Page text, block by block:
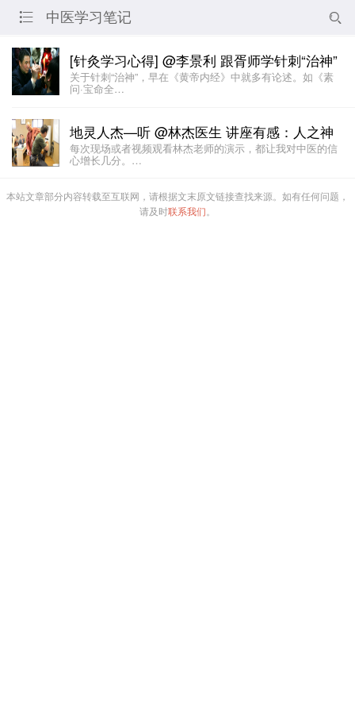
 中医学习笔记 
[针灸学习心得] @李景利 跟胥师学针刺“治神”
关于针刺“治神”，早在《黄帝内经》中就多有论述。如《素
问·宝命全…
地灵人杰—听 @林杰医生 讲座有感：人之神
每次现场或者视频观看林杰老师的演示，都让我对中医的信
心增长几分。…
本站文章部分内容转载至互联网，请根据文末原文链接查找来源。如有任何问题，
请及时联系我们